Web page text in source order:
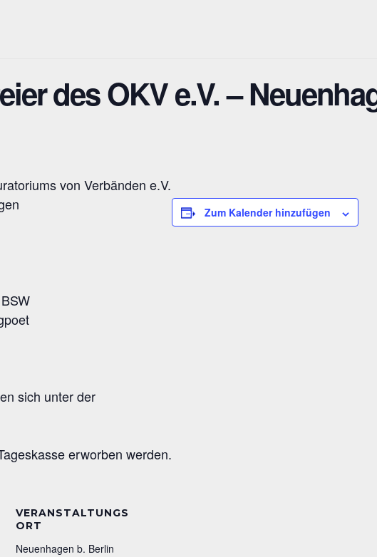
des OKV e.V. –
von Verbänden e.V.
sich unter der
erworben werden.
Zum Kalender hinzufügen
VERANSTALTUNGS
ORT
Neuenhagen b. Berlin